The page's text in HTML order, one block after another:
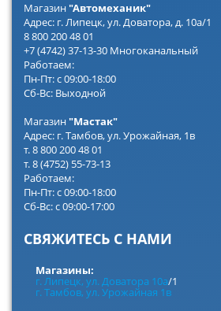
Магазин"Автомеханик"
Адрес: г. Липецк, ул. Доватора, д. 10а/1
8 800 200 48 01
+7 (4742) 37-13-30 Многоканальный
Работаем:
Пн-Пт: с 09:00-18:00
Сб-Вс: Выходной
Магазин"Мастак"
Адрес: г. Тамбов, ул. Урожайная, 1в
т. 8 800 200 48 01
т. 8 (4752) 55-73-13
Работаем:
Пн-Пт: с 09:00-18:00
Сб-Вс: с 09:00-17:00
СВЯЖИТЕСЬ С НАМИ
Магазины:
г. Липецк, ул. Доватора 10а/1
г. Тамбов, ул. Урожайная 1в